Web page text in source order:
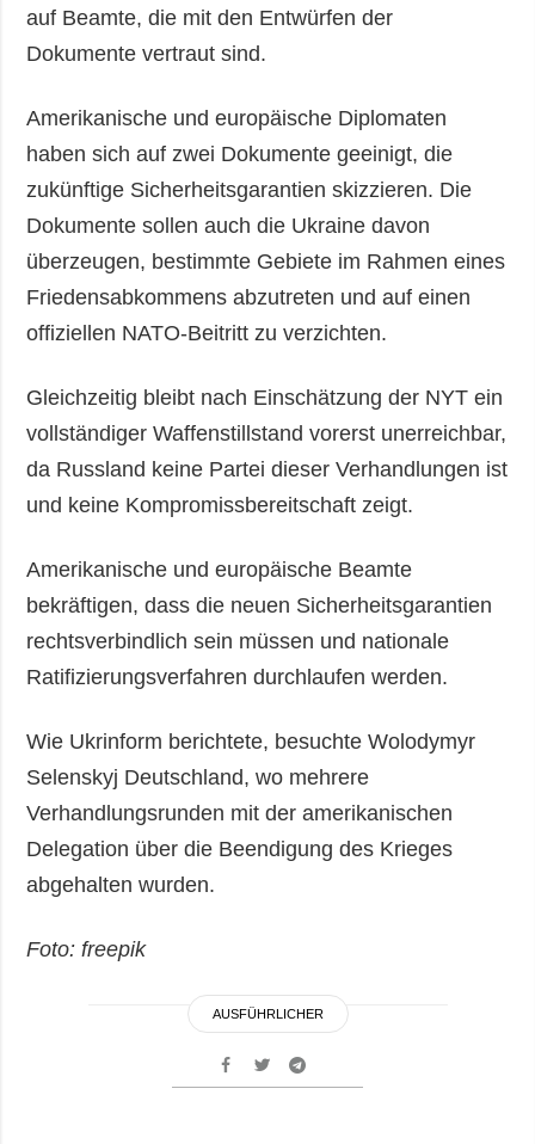
auf Beamte, die mit den Entwürfen der
Dokumente vertraut sind.
Amerikanische und europäische Diplomaten
haben sich auf zwei Dokumente geeinigt, die
zukünftige Sicherheitsgarantien skizzieren. Die
Dokumente sollen auch die Ukraine davon
überzeugen, bestimmte Gebiete im Rahmen eines
Friedensabkommens abzutreten und auf einen
offiziellen NATO-Beitritt zu verzichten.
Gleichzeitig bleibt nach Einschätzung der NYT ein
vollständiger Waffenstillstand vorerst unerreichbar,
da Russland keine Partei dieser Verhandlungen ist
und keine Kompromissbereitschaft zeigt.
Amerikanische und europäische Beamte
bekräftigen, dass die neuen Sicherheitsgarantien
rechtsverbindlich sein müssen und nationale
Ratifizierungsverfahren durchlaufen werden.
Wie Ukrinform berichtete, besuchte Wolodymyr
Selenskyj Deutschland, wo mehrere
Verhandlungsrunden mit der amerikanischen
Delegation über die Beendigung des Krieges
abgehalten wurden.
Foto: freepik
AUSFÜHRLICHER